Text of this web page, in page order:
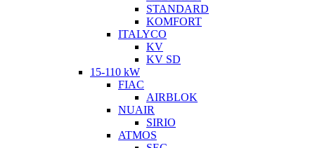
STANDARD
KOMFORT
ITALYCO
KV
KV SD
15-110 kW
FIAC
AIRBLOK
NUAIR
SIRIO
ATMOS